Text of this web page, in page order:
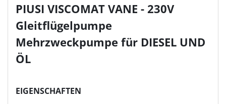
PIUSI VISCOMAT VANE - 230V
Gleitflügelpumpe
Mehrzweckpumpe für DIESEL UND
ÖL
EIGENSCHAFTEN